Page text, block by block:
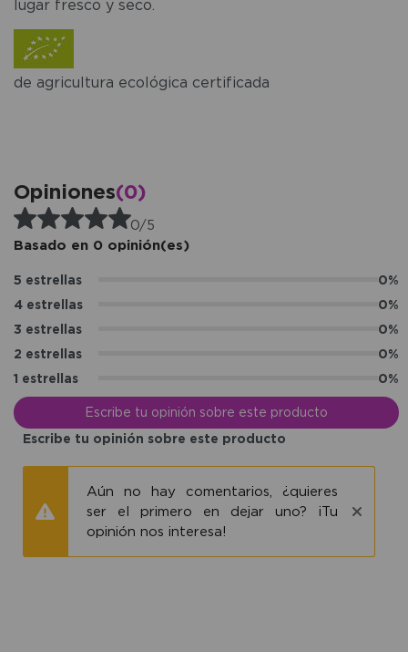
lugar fresco y seco.
de agricultura ecológica certificada
Opiniones(0)
0/5
Basado en 0 opinión(es)
5 estrellas
0%
4 estrellas
0%
3 estrellas
0%
2 estrellas
0%
1 estrellas
0%
Escribe tu opinión sobre este producto
Escribe tu opinión sobre este producto
Aún no hay comentarios, ¿quieres
ser el primero en dejar uno? ¡Tu
opinión nos interesa!